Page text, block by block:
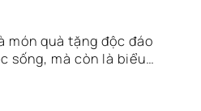
món quà tặng độc đáo
sống, mà còn là biểu…